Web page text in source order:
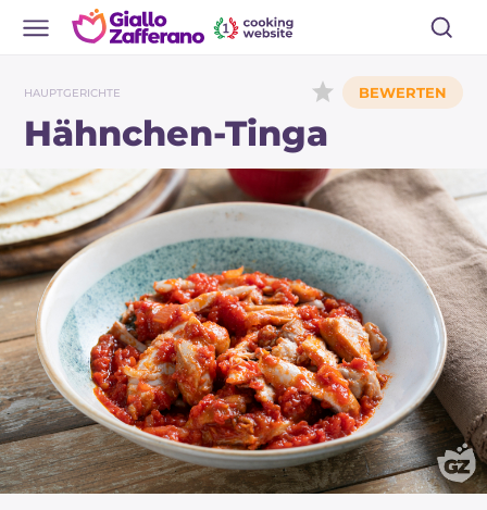
HAUPTGERICHTE
Hähnchen-Tinga